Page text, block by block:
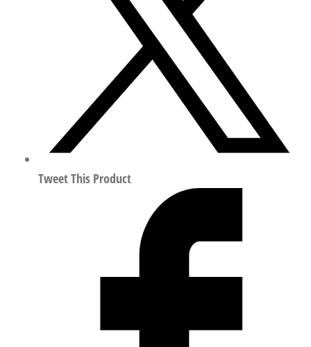
Tweet This Product